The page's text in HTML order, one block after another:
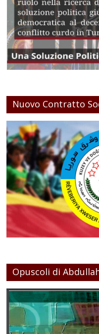
Nuovo Contratto
Opuscoli di